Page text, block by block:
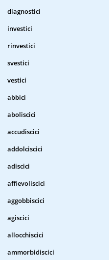
diagnostici
investici
rinvestici
svestici
vestici
abbici
aboliscici
accudiscici
addolciscici
adiscici
affievoliscici
aggobbiscici
agiscici
allocchiscici
ammorbidiscici